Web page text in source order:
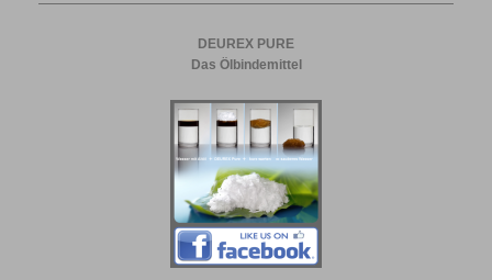
DEUREX PURE
Das Ölbindemittel